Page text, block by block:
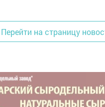
Перейти на страницу